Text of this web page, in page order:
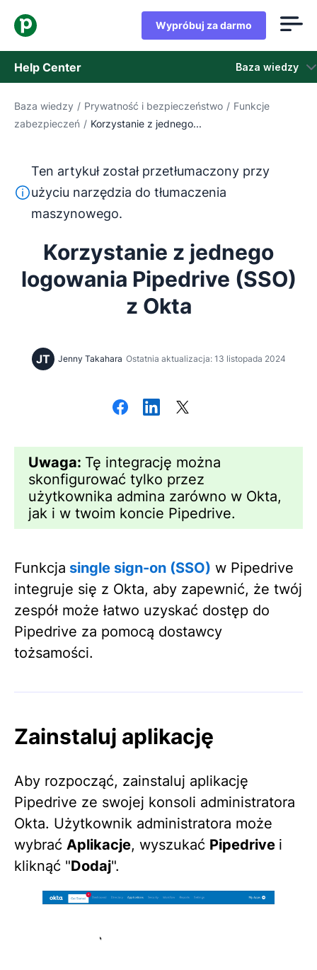
Wypróbuj za darmo
Help Center Baza wiedzy
Baza wiedzy
Skontaktuj się z obsługą klienta
Baza wiedzy / Prywatność i bezpieczeństwo / Funkcje
zabezpieczeń / Korzystanie z jednego...
Ten tekst został przetłumaczony z języka
Ten artykuł został przetłumaczony przy
użyciu narzędzia do tłumaczenia
maszynowego.
Korzystanie z jednego
logowania Pipedrive (SSO)
z Okta
JT Jenny Takahara Ostatnia aktualizacja: 13 listopada 2024
Uwaga: Tę integrację można
skonfigurować tylko przez
użytkownika admina zarówno w Okta,
jak i w twoim koncie Pipedrive.
Funkcja single sign-on (SSO) w Pipedrive
integruje się z Okta, aby zapewnić, że twój
zespół może łatwo uzyskać dostęp do
Pipedrive za pomocą dostawcy
tożsamości.
Zainstaluj aplikację
Aby rozpocząć, zainstaluj aplikację
Pipedrive ze swojej konsoli administratora
Okta. Użytkownik administratora może
wybrać Aplikacje, wyszukać Pipedrive i
kliknąć "Dodaj".